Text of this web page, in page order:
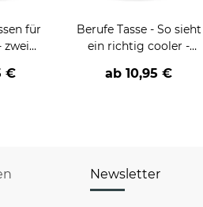
für
zwei
€
Berufe Tasse - So sieht
ein richtig cooler -
ab10,95 €
Newsletter